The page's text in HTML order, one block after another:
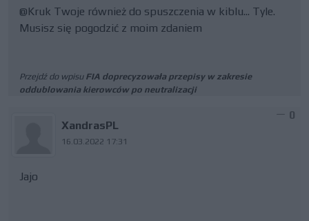
@Kruk Twoje również do spuszczenia w kiblu... Tyle.
Musisz się pogodzić z moim zdaniem
Przejdź do wpisu FIA doprecyzowała przepisy w zakresie
oddublowania kierowców po neutralizacji
XandrasPL
16.03.2022 17:31
0
Jajo